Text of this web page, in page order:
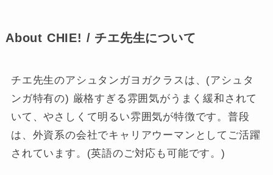
About CHIE! / チエ先生について
チエ先生のアシュタンガヨガクラスは、(アシュタ
ンガ特有の) 厳格すぎる雰囲気がうまく緩和されて
いて、やさしくて明るい雰囲気が特徴です。普段
は、外資系の会社でキャリアウーマンとしてご活躍
されています。(英語のご対応も可能です。)